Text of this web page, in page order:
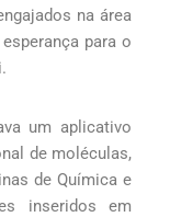
na área
para o
um aplicativo
de moléculas,
de Química e
inseridos em